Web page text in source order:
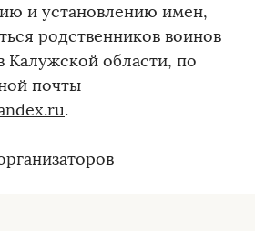
и установлению имен,
родственников воинов
Калужской области, по
почты
.